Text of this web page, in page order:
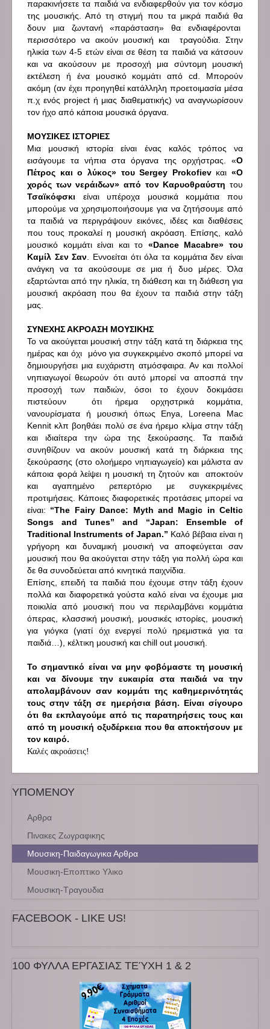
παρακινήσετε τα παιδιά να ενδιαφερθούν για τον κόσμο
της μουσικής. Από τη στιγμή που τα μικρά παιδιά θα
δουν μια ζωντανή «παράσταση» θα ενδιαφέρονται
περισσότερο να ακούν μουσική και τραγούδια. Στην
ηλικία των 4-5 ετών είναι σε θέση τα παιδιά να κάτσουν
και να ακούσουν με προσοχή μια σύντομη μουσική
εκτέλεση ή ένα μουσικό κομμάτι απόcd. Μπορούν
ακόμη (αν έχει προηγηθεί κατάλληλη προετοιμασία μέσα
π.χ ενός project ή μιας διαθεματικής) να αναγνωρίσουν
τον ήχο από κάποια μουσικά όργανα.
ΜΟΥΣΙΚΕΣ ΙΣΤΟΡΙΕΣ
Μια μουσική ιστορία είναι ένας καλός τρόπος να
εισάγουμε τα νήπια στα όργανα της ορχήστρας. «Ο
Πέτρος και ο λύκος» τουSergey Prokofiev και «Ο
χορός των νεράιδων» από τον Καρυοθραύστη του
Τσαϊκόφσκι είναι υπέροχα μουσικά κομμάτια που
μπορούμε να χρησιμοποιήσουμε για να ζητήσουμε από
τα παιδιά να περιγράψουν εικόνες, ιδέες και διαθέσεις
που τους προκαλεί η μουσική ακρόαση. Επίσης, καλό
μουσικό κομμάτι είναι και το «Dance Macabre» του
Καμίλ Σεν Σαν. Εννοείται ότι όλα τα κομμάτια δεν είναι
ανάγκη να τα ακούσουμε σε μια ή δυο μέρες. Όλα
εξαρτώνται από την ηλικία, τη διάθεση και τη διάθεση για
μουσική ακρόαση που θα έχουν τα παιδιά στην τάξη
μας.
ΣΥΝΕΧΗΣ ΑΚΡΟΑΣΗ ΜΟΥΣΙΚΗΣ
Το να ακούγεται μουσική στην τάξη κατά τη διάρκεια της
ημέρας και όχι μόνο για συγκεκριμένο σκοπό μπορεί να
δημιουργήσει μια ευχάριστη ατμόσφαιρα. Αν και πολλοί
νηπιαγωγοί θεωρούν ότι αυτό μπορεί να αποσπά την
προσοχή των παιδιών, όσοι το έχουν δοκιμάσει
πιστεύουν ότι ήρεμα ορχηστρικά κομμάτια,
νανουρίσματα ή μουσική όπως Enya, Loreena
Mac
Kennit κλπ βοηθάει πολύ σε ένα ήρεμο κλίμα στην τάξη
και ιδιαίτερα την ώρα της ξεκούρασης. Τα παιδιά
συνηθίζουν να ακούν μουσική κατά τη διάρκεια της
ξεκούρασης (στο ολοήμερο νηπιαγωγείο) και μάλιστα αν
κάποια φορά λείψει η μουσική τη ζητούν και αποκτούν
και αγαπημένο ρεπερτόριο με συγκεκριμένες
προτιμήσεις. Κάποιες διαφορετικές προτάσεις μπορεί να
είναι: “The Fairy Dance: Myth and Magic in Celtic
Songs and Tunes” and “Japan: Ensemble of
Traditional Instruments of Japan.” Καλό βέβαια είναι η
γρήγορη και δυναμική μουσική να αποφεύγεται σαν
μουσική που θα ακούγεται στην τάξη για πολλή ώρα και
δε θα συνοδεύεται από κινητικά παιχνίδια.
Επίσης, επειδή τα παιδιά που έχουμε στην τάξη έχουν
πολλά και διαφορετικά γούστα καλό είναι να έχουμε μια
ποικιλία από μουσική που να περιλαμβάνει κομμάτια
όπερας, κλασσική μουσική, μουσικές ιστορίες, μουσική
για γιόγκα (γιατί όχι ενεργεί πολύ ηρεμιστικά για τα
παιδιά…), κέλτικη μουσική και chill out μουσική.
Το σημαντικό είναι να μην φοβόμαστε τη μουσική
και να δίνουμε την ευκαιρία στα παιδιά να την
απολαμβάνουν σαν κομμάτι της καθημερινότητάς
τους στην τάξη σε ημερήσια βάση. Είναι σίγουρο
ότι θα εκπλαγούμε από τις παρατηρήσεις τους και
από τη μουσική οξυδέρκεια που θα αποκτήσουν με
τον καιρό.
Καλές ακροάσεις!
ΥΠΟΜΕΝΟΥ
Αρθρα
Πινακες Ζωγραφικης
Μουσικη-Παιδαγωγικα Αρθρα
Μουσικη-Εποπτικο Υλικο
Μουσικη-Τραγουδια
FACEBOOK - LIKE US!
100 ΦΥΛΛΑ ΕΡΓΑΣΙΑΣ ΤΕΎΧΗ 1 & 2